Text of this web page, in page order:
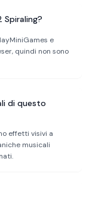
Spiraling?
e
quindi non sono
di questo
effetti visivi a
musicali